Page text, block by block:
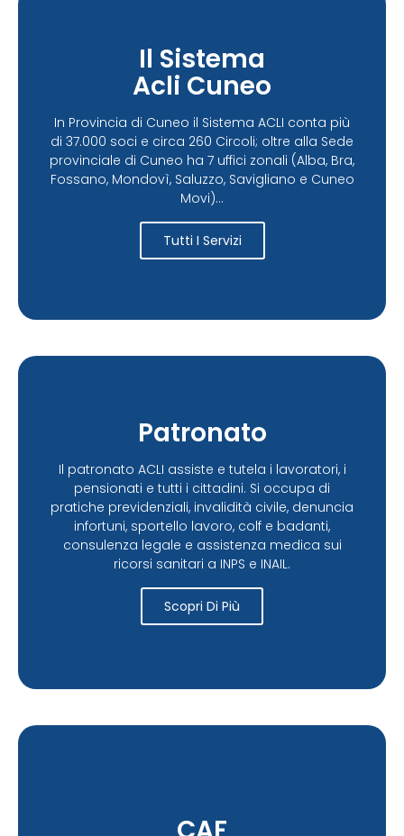
Il Sistema
Acli Cuneo
In Provincia di Cuneo il Sistema ACLI conta più
di 37.000 soci e circa 260 Circoli; oltre alla Sede
provinciale di Cuneo ha 7 uffici zonali (Alba, Bra,
Fossano, Mondovì, Saluzzo, Savigliano e Cuneo
Movi)...
Tutti I Servizi
Patronato
Il patronato ACLI assiste e tutela i lavoratori, i
pensionati e tutti i cittadini. Si occupa di
pratiche previdenziali, invalidità civile, denuncia
infortuni, sportello lavoro, colf e badanti,
consulenza legale e assistenza medica sui
ricorsi sanitari a INPS e INAIL.
Scopri Di Più